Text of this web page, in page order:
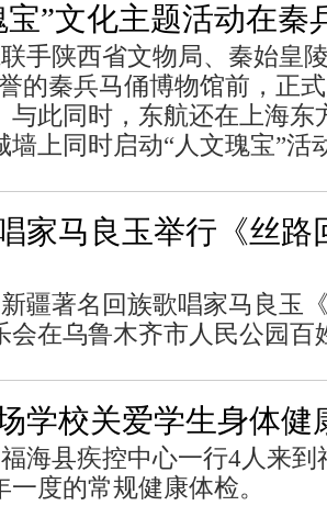
宝”文化主题活动在秦
手陕西省文物局、秦始皇
的秦兵马俑博物馆前，正
与此同时，东航还在上海东
墙上同时启动“人文瑰宝”活
家马良玉举行《丝路
疆著名回族歌唱家马良玉
会在乌鲁木齐市人民公园百
学校关爱学生身体健
海县疾控中心一行4人来
度的常规健康体检。